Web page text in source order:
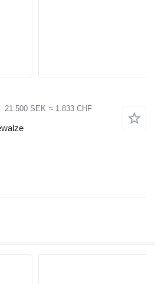
21.500 SEK ≈ 1.833 CHF